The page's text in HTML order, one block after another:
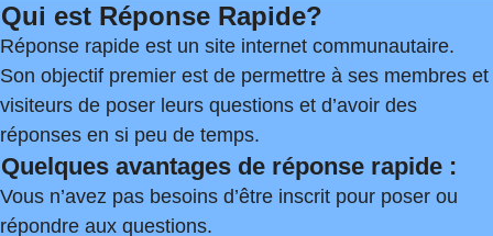
Qui est Réponse Rapide?
Réponse rapide est un site internet communautaire.
Son objectif premier est de permettre à ses membres et
visiteurs de poser leurs questions et d’avoir des
réponses en si peu de temps.
Quelques avantages de réponse rapide :
Vous n’avez pas besoins d’être inscrit pour poser ou
répondre aux questions.